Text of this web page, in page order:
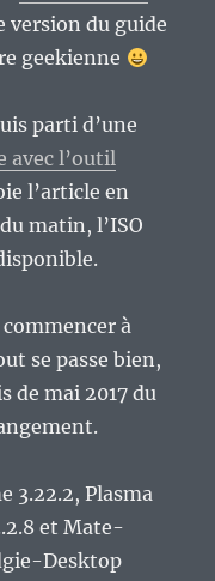
version du guide
geekienne
parti d’une
avec l’outil
l’article en
matin, l’ISO
à
se passe bien,
de mai 2017 du
3.22.2, Plasma
et Mate-
Desktop